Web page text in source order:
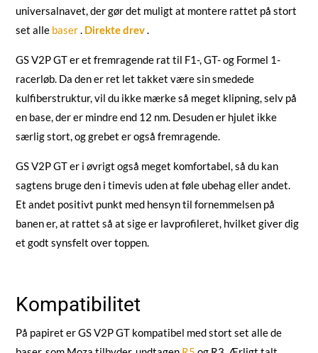
universalnavet, der gør det muligt at montere rattet på stort
set alle baser. Direkte drev.
GS V2P GT er et fremragende rat til F1-, GT- og Formel 1-
racerløb. Da den er ret let takket være sin smedede
kulfiberstruktur, vil du ikke mærke så meget klipning, selv på
en base, der er mindre end 12 nm. Desuden er hjulet ikke
særlig stort, og grebet er også fremragende.
GS V2P GT er i øvrigt også meget komfortabel, så du kan
sagtens bruge den i timevis uden at føle ubehag eller andet.
Et andet positivt punkt med hensyn til fornemmelsen på
banen er, at rattet så at sige er lavprofileret, hvilket giver dig
et godt synsfelt over toppen.
Kompatibilitet
På papiret er GS V2P GT kompatibel med stort set alle de